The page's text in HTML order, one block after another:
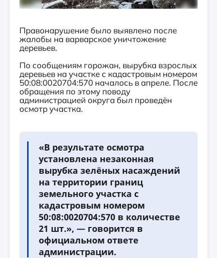
Правонарушение было выявлено после
жалобы на варварское уничтожение
деревьев.
По сообщениям горожан, вырубка взрослых
деревьев на участке с кадастровым номером
50:08:0020704:570 началось в апреле. После
обращения по этому поводу
администрацией округа был проведён
осмотр участка.
«В результате осмотра
установлена незаконная
вырубка зелёных насаждений
на территории границ
земельного участка с
кадастровым номером
50:08:0020704:570 в количестве
21 шт.», — говорится в
официальном ответе
администрации.